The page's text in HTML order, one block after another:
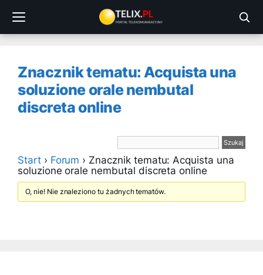
treści
Znacznik tematu: Acquista una
soluzione orale nembutal
discreta online
Start › Forum › Znacznik tematu: Acquista una
soluzione orale nembutal discreta online
O, nie! Nie znaleziono tu żadnych tematów.